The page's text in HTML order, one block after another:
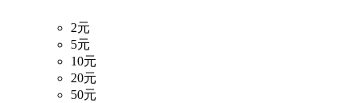
2元
5元
10元
20元
50元